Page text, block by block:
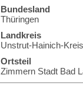
Bundesland
Thüringen
Landkreis
Unstrut-Hainich-Kreis
Ortsteil
Zimmern Stadt Bad